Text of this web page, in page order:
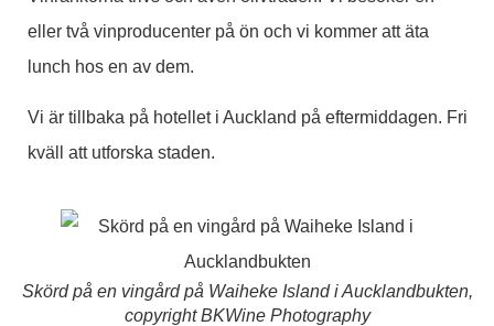
eller två vinproducenter på ön och vi kommer att äta
lunch hos en av dem.
Vi är tillbaka på hotellet i Auckland på eftermiddagen. Fri
kväll att utforska staden.
Skörd på en vingård på Waiheke Island i Aucklandbukten,
copyright BKWine Photography